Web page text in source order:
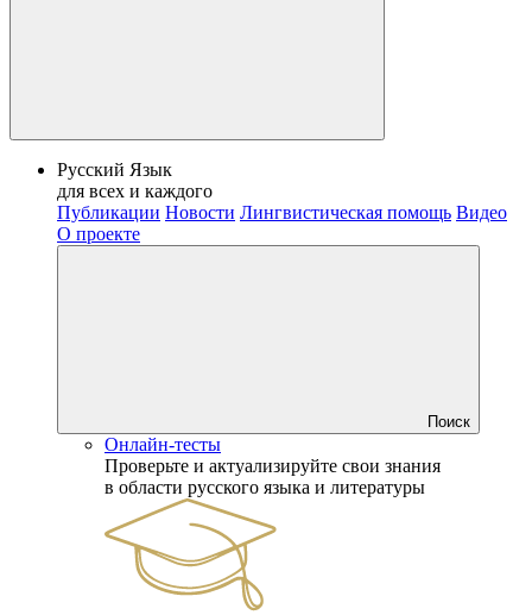
Русский Язык
для всех и каждого
Публикации Новости Лингвистическая помощь Видео
О проекте
Поиск
Онлайн-тесты
Проверьте и актуализируйте свои знания
в области русского языка и литературы